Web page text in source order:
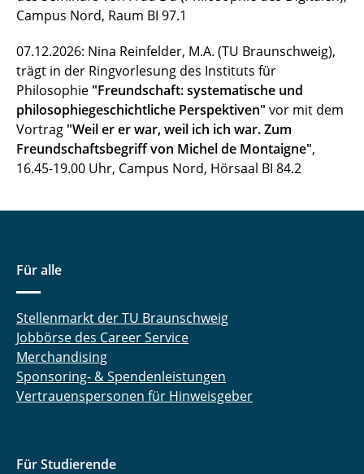
Campus Nord, Raum BI 97.1
07.12.2026: Nina Reinfelder, M.A. (TU Braunschweig),
trägt in der Ringvorlesung des Instituts für
Philosophie "Freundschaft: systematische und
philosophiegeschichtliche Perspektiven" vor mit dem
Vortrag "Weil er er war, weil ich ich war. Zum
Freundschaftsbegriff von Michel de Montaigne",
16.45-19.00 Uhr, Campus Nord, Hörsaal BI 84.2
Für alle
Stellenmarkt der TU Braunschweig
Jobbörse des Career Service
Merchandising
Sponsoring- & Spendenleistungen
Vertrauenspersonen für Hinweisgeber
Für Studierende